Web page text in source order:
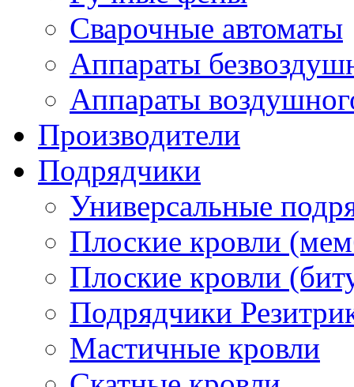
Сварочные автоматы
Аппараты
Аппараты
Производители
Подрядчики
Универсальные
Плоские кровли
Плоские кровли
Подрядчики
Мастичные кровли